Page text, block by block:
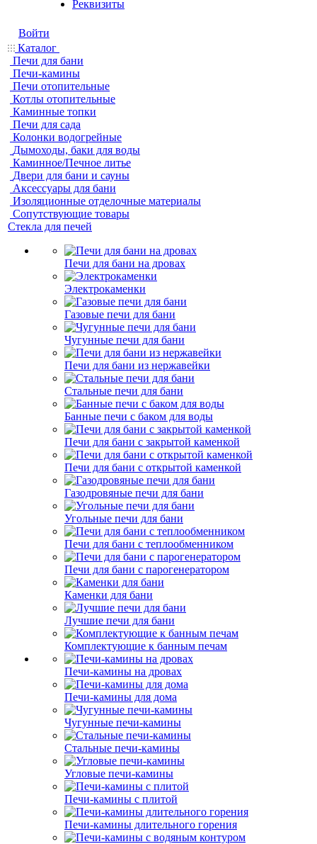
Реквизиты
Войти
Каталог
Печи для бани
Печи-камины
Печи отопительные
Котлы отопительные
Каминные топки
Печи для сада
Колонки водогрейные
Дымоходы, баки для воды
Каминное/Печное литье
Двери для бани и сауны
Аксессуары для бани
Изоляционные отделочные материалы
Сопутствующие товары
Стекла для печей
Печи для бани на дровах
Электрокаменки
Газовые печи для бани
Чугунные печи для бани
Печи для бани из нержавейки
Стальные печи для бани
Банные печи с баком для воды
Печи для бани с закрытой каменкой
Печи для бани с открытой каменкой
Газодровяные печи для бани
Угольные печи для бани
Печи для бани с теплообменником
Печи для бани с парогенератором
Каменки для бани
Лучшие печи для бани
Комплектующие к банным печам
Печи-камины на дровах
Печи-камины для дома
Чугунные печи-камины
Стальные печи-камины
Угловые печи-камины
Печи-камины с плитой
Печи-камины длительного горения